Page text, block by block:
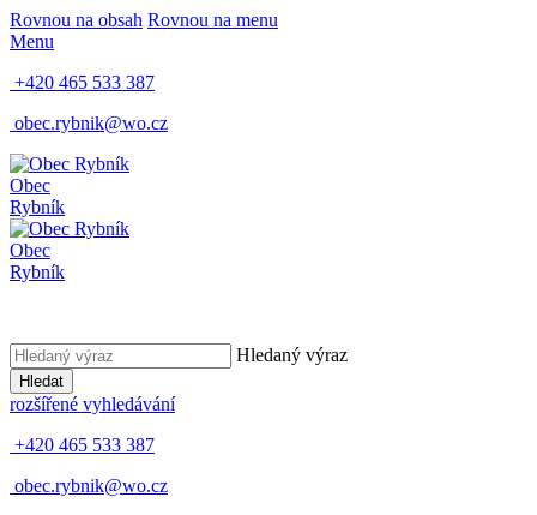
Rovnou na obsah Rovnou na menu
Menu
+420 465 533 387
obec.rybnik@wo.cz
Obec
Rybník
Obec
Rybník
Hledaný výraz
Hledat
rozšířené vyhledávání
+420 465 533 387
obec.rybnik@wo.cz